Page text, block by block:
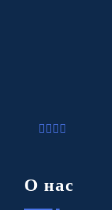
О нас